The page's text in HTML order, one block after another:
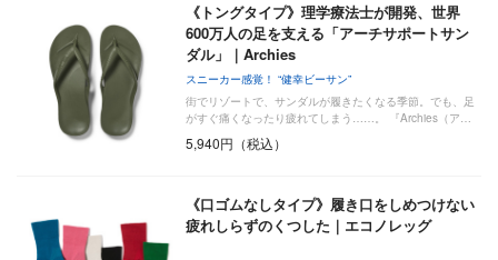
《トングタイプ》理学療法士が開発、世界
600万人の足を支える「アーチサポートサン
ダル」｜Archies
スニーカー感覚！ “健幸ビーサン”
街でリゾートで、サンダルが履きたくなる季節。でも、足
がすぐ痛くなったり疲れてしまう……。 『Archies（ア…
5,940円（税込）
《口ゴムなしタイプ》履き口をしめつけない
疲れしらずのくつした｜エコノレッグ